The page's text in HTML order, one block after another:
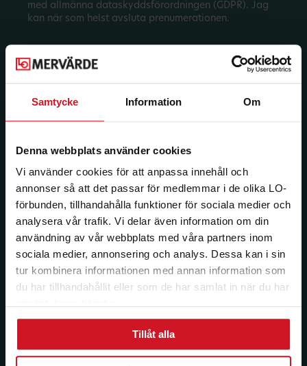
Samtycke Information Om
Denna webbplats använder cookies
Vi använder cookies för att anpassa innehåll och
annonser så att det passar för medlemmar i de olika LO-
förbunden, tillhandahålla funktioner för sociala medier och
analysera vår trafik. Vi delar även information om din
användning av vår webbplats med våra partners inom
sociala medier, annonsering och analys. Dessa kan i sin
tur kombinera informationen med annan information som
du har tillhandahållit eller som de har samlat in när du har
Tillåt alla
med allmänna dataskyddsförordningen (GDPR). Jag
kan när som helst avsluta prenumerationen.